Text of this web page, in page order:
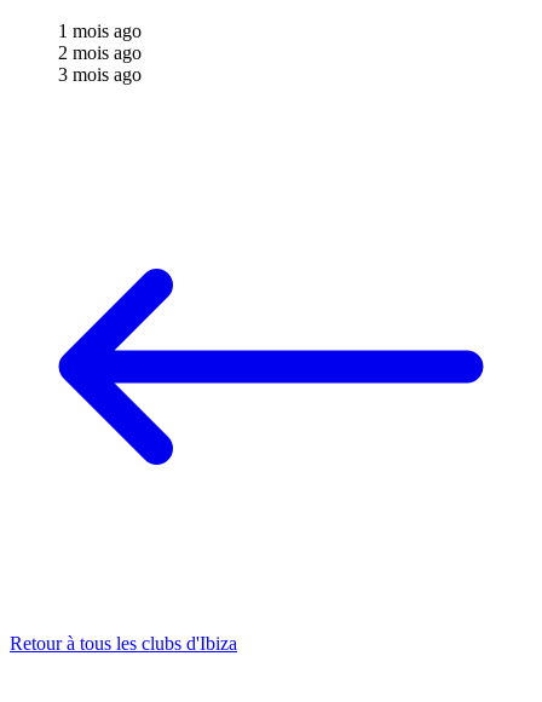
1 mois ago
2 mois ago
3 mois ago
Retour à tous les clubs d'Ibiza